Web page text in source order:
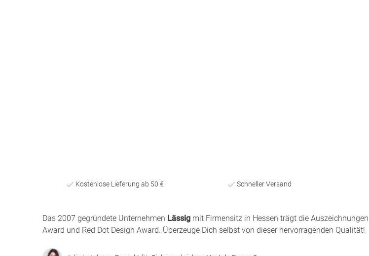
Kostenlose Lieferung ab 50 € Schneller Versand
Das 2007 gegründete Unternehmen Lässig mit Firmensitz in Hessen trägt die
Award und Red Dot Design Award. Überzeuge Dich selbst von dieser hervorragenden Qualität!